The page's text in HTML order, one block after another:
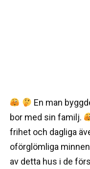
En man
bor med sin familj.
frihet och dagliga
oförglömliga
av detta hus i de